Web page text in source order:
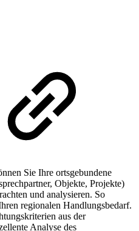
Sie Ihre ortsgebundene
Objekte, Projekte)
und analysieren. So
regionalen Handlungsbedarf.
aus der
Analyse des